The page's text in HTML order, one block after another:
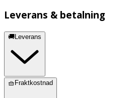
Leverans & betalning
🚚Leverans
🧺Fraktkostnad